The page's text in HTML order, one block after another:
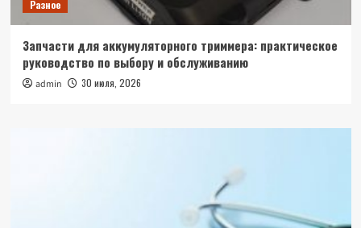
Разное
Запчасти для аккумуляторного триммера: практическое
руководство по выбору и обслуживанию
admin 30 июля, 2026